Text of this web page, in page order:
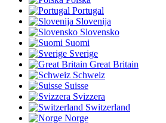
Portugal
Slovenija
Slovensko
Suomi
Sverige
Great Britain
Schweiz
Suisse
Svizzera
Switzerland
Norge